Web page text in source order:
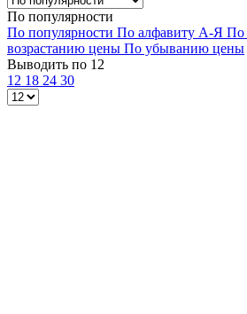
По популярности
По популярности По алфавиту А-Я По
возрастанию цены По убыванию цены
Выводить по 12
12 18 24 30